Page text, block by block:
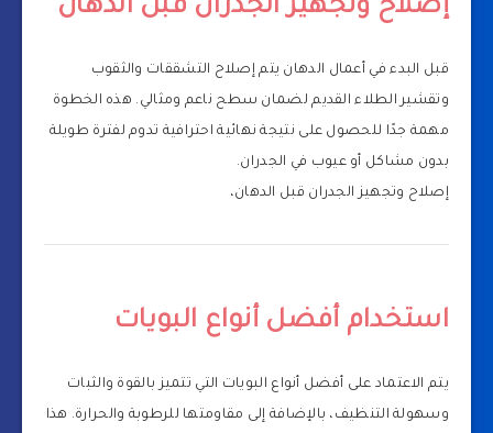
إصلاح وتجهيز الجدران قبل الدهان
قبل البدء في أعمال الدهان يتم إصلاح التشققات والثقوب
وتقشير الطلاء القديم لضمان سطح ناعم ومثالي. هذه الخطوة
مهمة جدًا للحصول على نتيجة نهائية احترافية تدوم لفترة طويلة
بدون مشاكل أو عيوب في الجدران.
إصلاح وتجهيز الجدران قبل الدهان،
استخدام أفضل أنواع البويات
يتم الاعتماد على أفضل أنواع البويات التي تتميز بالقوة والثبات
وسهولة التنظيف، بالإضافة إلى مقاومتها للرطوبة والحرارة. هذا